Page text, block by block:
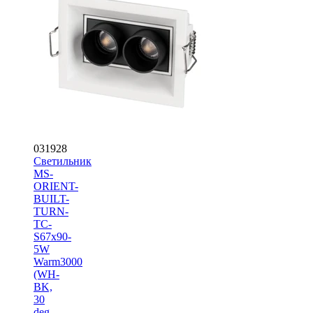
031928
Светильник
MS-
ORIENT-
BUILT-
TURN-
TC-
S67x90-
5W
Warm3000
(WH-
BK,
30